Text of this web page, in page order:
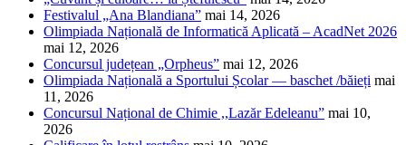
Festivalul „Ana Blandiana” mai 14, 2026
Olimpiada Națională de Informatică Aplicată – AcadNet 2026
mai 12, 2026
Concursul județean „Orpheus” mai 12, 2026
Olimpiada Națională a Sportului Școlar — baschet /băieți mai
11, 2026
Concursul Național de Chimie ,,Lazăr Edeleanu” mai 10,
2026